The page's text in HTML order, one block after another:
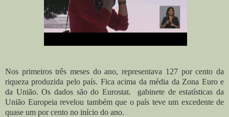
Nos primeiros três meses do ano, representava 127 por cento da
riqueza produzida pelo país. Fica acima da média da Zona Euro e
da União. Os dados são do Eurostat. gabinete de estatísticas da
União Europeia revelou também que o país teve um excedente de
quase um por cento no início do ano.